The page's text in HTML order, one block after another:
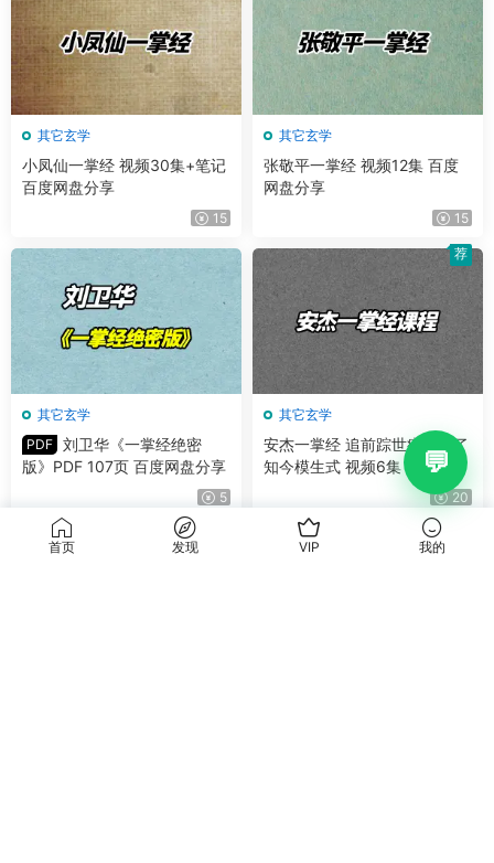
其它玄学
小凤仙一掌经 视频30集+笔记
百度网盘分享
15
其它玄学
张敬平一掌经 视频12集 百度
网盘分享
15
其它玄学
PDF 刘卫华《一掌经绝密
版》PDF 107页 百度网盘分享
5
其它玄学
安杰一掌经 追前踪世痕迹，了
知今模生式 视频6集 百度网盘
20
荐
首页 发现 VIP 我的